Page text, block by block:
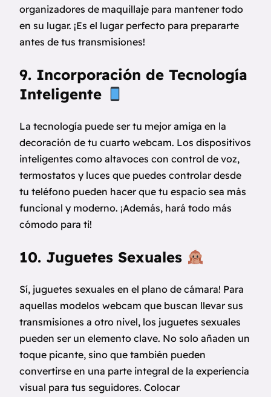
organizadores de maquillaje para mantener todo
en su lugar. ¡Es el lugar perfecto para prepararte
antes de tus transmisiones!
9. Incorporación de Tecnología
Inteligente
La tecnología puede ser tu mejor amiga en la
decoración de tu cuarto webcam. Los dispositivos
inteligentes como altavoces con control de voz,
termostatos y luces que puedes controlar desde
tu teléfono pueden hacer que tu espacio sea más
funcional y moderno. ¡Además, hará todo más
cómodo para ti!
10. Juguetes Sexuales
Sí, juguetes sexuales en el plano de cámara! Para
aquellas modelos webcam que buscan llevar sus
transmisiones a otro nivel, los juguetes sexuales
pueden ser un elemento clave. No solo añaden un
toque picante, sino que también pueden
convertirse en una parte integral de la experiencia
visual para tus seguidores. Colocar